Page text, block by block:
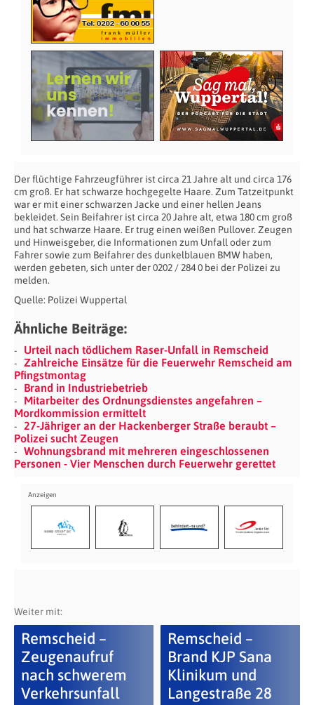
Der flüchtige Fahrzeugführer ist circa 21 Jahre alt und circa 176
cm groß. Er hat schwarze hochgegelte Haare. Zum Tatzeitpunkt
war er mit einer schwarzen Jacke und einer hellen Jeans
bekleidet. Sein Beifahrer ist circa 20 Jahre alt, etwa 180 cm groß
und hat schwarze Haare. Er trug einen weißen Pullover. Zeugen
und Hinweisgeber, die Informationen zum Unfall oder zum
Fahrer sowie zum Beifahrer des dunkelblauen BMW haben,
werden gebeten, sich unter der 0202 / 284 0 bei der Polizei zu
melden.
Quelle: Polizei Wuppertal
Ähnliche Beiträge:
Urteil nach tödlichem Raser-Unfall in Remscheid
Zahlreiche Einsätze für die Feuerwehr Remscheid am
Pfingstmontag
Brand in Industriebetrieb
Mitarbeiter des Ordnungsdienstes angefahren –
Mordkommission ermittelt
27-Jähriger an der Hackenberger Straße beraubt –
Polizei sucht Zeugen
Wohnungsbrand mit mehreren eingeschlossenen
Personen - Vier Menschen durch Feuerwehr gerettet
Weiter mit:
Remscheid –
Zeugenaufruf
nach schwerem
Verkehrsunfall
Remscheid –
Brand KJP Sana
Klinikum und
Langestraße 28